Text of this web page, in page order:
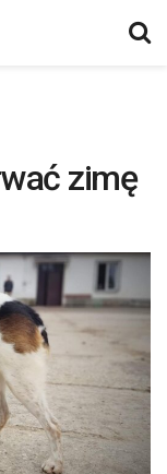
zimę